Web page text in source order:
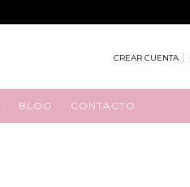
CREAR CUENTA
BLOG CONTACTO